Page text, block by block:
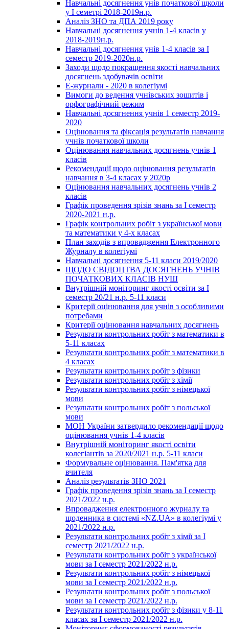
Навчальні досягнення унів початкової щколи
у І семетрі 2018-2019н.р.
Аналіз ЗНО та ДПА 2019 року
Навчальні досягнення учнів 1-4 класів у
2018-2019н.р.
Навчальні досягнення унів 1-4 класів за І
семестр 2019-2020н.р.
Заходи щодо покращення якості навчальних
досягнень здобувачів освіти
Е-журнали - 2020 в колегіумі
Вимоги до ведення учнівських зошитів і
орфографічний режим
Навчальні досягнення учнів 1 семестр 2019-
2020
Оцінювання та фіксація результатів навчання
учнів початкової школи
Оцінювання навчальних досягнень учнів 1
класів
Рекомендації щодо оцінювання результатів
навчання в 3-4 класах у 2020р
Оцінювання навчальних досягнень учнів 2
класів
Графік проведення зрізів знань за І семестр
2020-2021 н.р.
Графік контрольних робіт з української мови
та математики у 4-х класах
План заходів з впровадження Електронного
Журналу в колегіумі
Навчальні досягнення 5-11 класи 2019/2020
ЩОДО СВІДОЦТВА ДОСЯГНЕНЬ УЧНІВ
ПОЧАТКОВИХ КЛАСІВ НУШ
Внутрішній моніторинг якості освіти за І
семестр 20/21 н.р. 5-11 класи
Критерії оцінювання для учнів з особливими
потребами
Критерії оцінювання навчальних досягнень
Результати контрольних робіт з математики в
5-11 класах
Результати контрольних робіт з математики в
4 класах
Результати контрольних робіт з фізики
Результати контрольних робіт з хімії
Результати контрольних робіт з німецької
мови
Результати контрольних робіт з польської
мови
МОН України затвердило рекомендації щодо
оцінювання учнів 1-4 класів
Внутрішній моніторинг якості освіти
колегіантів за 2020/2021 н.р. 5-11 класи
Формувальне оцінювання. Пам'ятка для
вчителя
Аналіз результатів ЗНО 2021
Графік проведення зрізів знань за І семестр
2021/2022 н.р.
Впровадження електронного журналу та
щоденника в системі «NZ.UA» в колегіумі у
2021/2022 н.р.
Результати контрольних робіт з хімії за І
семестр 2021/2022 н.р.
Результати контрольних робіт з української
мови за І семестр 2021/2022 н.р.
Результати контрольних робіт з німецької
мови за І семестр 2021/2022 н.р.
Результати контрольних робіт з польської
мови за І семестр 2021/2022 н.р.
Результати контрольних робіт з фізики у 8-11
класах за І семестр 2021/2022 н.р.